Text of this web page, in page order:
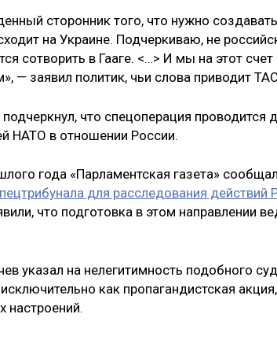
сторонник того, что нужно
на Украине. Подчеркиваю, не
сотворить в Гааге. <…> И мы на этот
— заявил политик, чьи слова приводит
что спецоперация проводится
НАТО в отношении России.
года «Парламентская газета»
для расследования действий
что подготовка в этом направлении
указал на нелегитимность подобного
как пропагандистская
настроений.